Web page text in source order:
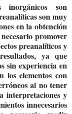
son
son muy
en la obtención
promover
preanalíticos y
ya que
sin experiencia en
los elementos con
al no tener
interpretaciones y
innecesarios